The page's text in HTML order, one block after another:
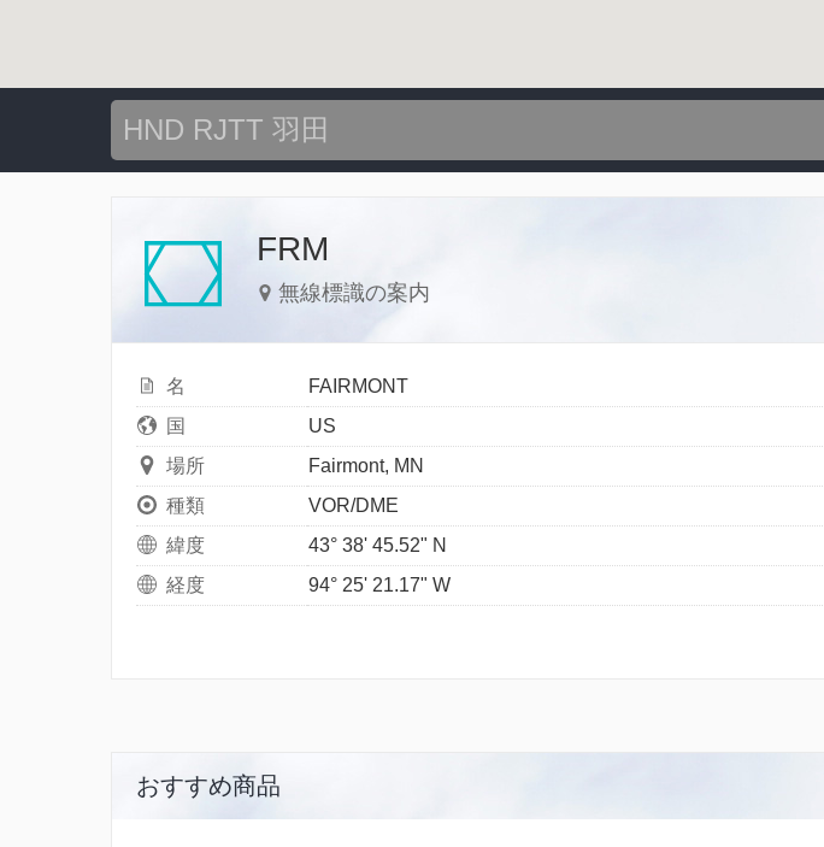
FRM
無線標識の案内
名
FAIRMONT
国
US
場所
Fairmont, MN
種類
VOR/DME
緯度
43° 38' 45.52" N
経度
94° 25' 21.17" W
おすすめ商品